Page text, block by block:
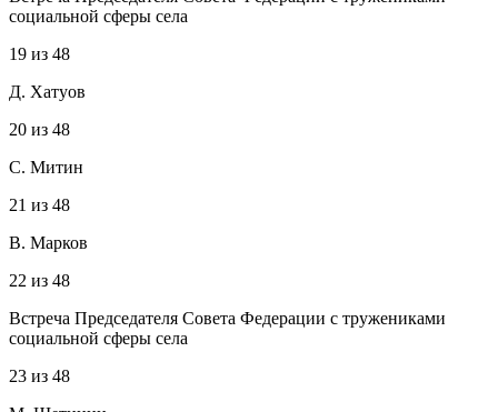
социальной сферы села
19 из 48
Д. Хатуов
20 из 48
С. Митин
21 из 48
В. Марков
22 из 48
Встреча Председателя Совета Федерации с тружениками
социальной сферы села
23 из 48